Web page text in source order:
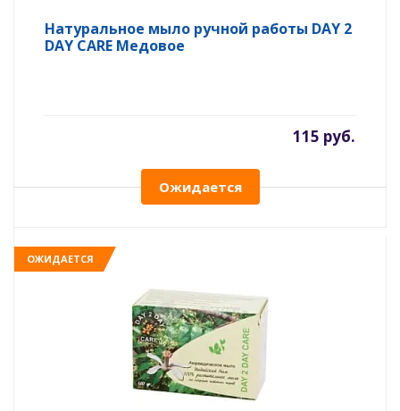
Натуральное мыло ручной работы DAY 2
DAY CARE Медовое
115 руб.
Ожидается
ОЖИДАЕТСЯ